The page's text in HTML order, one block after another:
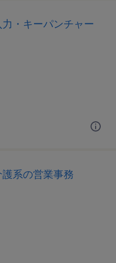
・キーパンチャー
系の営業事務